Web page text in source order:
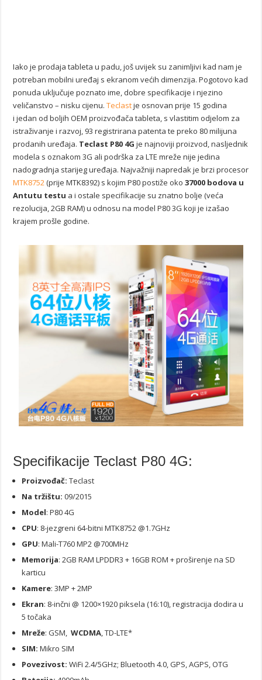
Iako je prodaja tableta u padu, još uvijek su zanimljivi kad nam je
potreban mobilni uređaj s ekranom većih dimenzija. Pogotovo kad
ponuda uključuje poznato ime, dobre specifikacije i njezino
veličanstvo – nisku cijenu.Teclastje osnovan prije 15 godina
i jedan od boljih OEM proizvođača tableta, s vlastitim odjelom za
istraživanje i razvoj, 93 registrirana patenta te preko 80 milijuna
prodanih uređaja. Teclast P80 4G je najnoviji proizvod, nasljednik
modela s oznakom 3G ali podrška za LTE mreže nije jedina
nadogradnja starijeg uređaja. Najvažniji napredak je brzi procesor
MTK8752(prije MTK8392) s kojim P80 postiže oko37000 bodova u
Antutu testu a i ostale specifikacije su znatno bolje (veća
rezolucija, 2GB RAM) u odnosu na model P80 3G koji je izašao
krajem prošle godine.
Specifikacije Teclast P80 4G:
Proizvođač: Teclast
Na tržištu: 09/2015
Model: P80 4G
CPU: 8-jezgreni 64-bitni MTK8752 @1.7GHz
GPU: Mali-T760 MP2 @700MHz
Memorija: 2GB RAM LPDDR3 + 16GB ROM + proširenje na SD
karticu
Kamere: 3MP + 2MP
Ekran: 8-inčni @ 1200×1920 piksela (16:10), registracija dodira u
5 točaka
Mreže: GSM,WCDMA, TD-LTE*
SIM: Mikro SIM
Povezivost: WiFi 2.4/5GHz; Bluetooth 4.0, GPS, AGPS, OTG